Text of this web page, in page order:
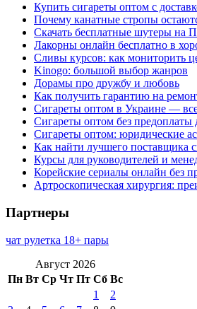
Купить сигареты оптом с
Почему канатные стропы
Скачать бесплатные шутеры на
Лакорны онлайн бесплатно в
Сливы курсов: как мониторить
Kinogo: большой выбор жанров
Дорамы про дружбу и любовь
Как получить гарантию на
Сигареты оптом в Украине —
Сигареты оптом без предоплаты
Сигареты оптом: юридические
Как найти лучшего поставщика
Курсы для руководителей и
Корейские сериалы онлайн без
Артроскопическая хирургия:
Партнеры
чат рулетка 18+ пары
Август 2026
Пн Вт Ср Чт Пт Сб Вс
1
2